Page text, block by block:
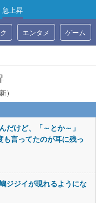
急上昇
エンタメ ゲーム
）
だけど、「～とか～」
も言ってたのが耳に残っ
ジジイが現れるようにな